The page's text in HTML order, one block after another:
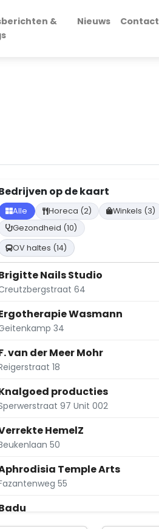
&
Nieuws Contact
op de kaart
Alle Horeca (2)
Winkels (3)
Gezondheid (10)
OV haltes (14)
Nails Studio
64
Wasmann
34
van der Meer Mohr
18
producties
97 Unit 002
HemelZ
50
Temple Arts
55